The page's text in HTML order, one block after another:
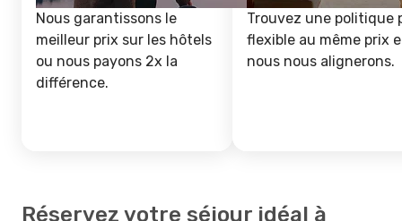
Nous garantissons le
meilleur prix sur les hôtels
ou nous payons 2x la
différence.
Trouvez une politique
flexible au même prix
nous nous alignerons.
Réservez votre séjour idéal à